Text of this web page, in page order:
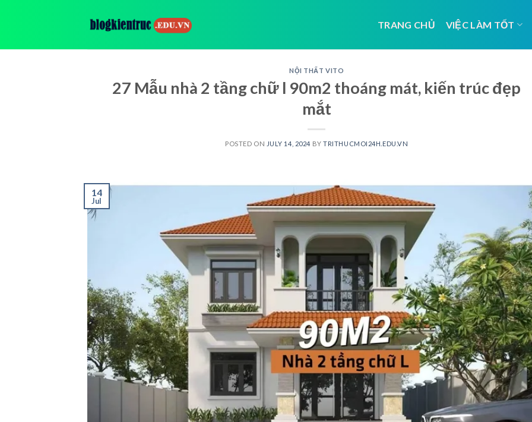
TRANG CHỦ VIỆC LÀM TỐT
NỘI THẤT VITO
27 Mẫu nhà 2 tầng chữ l 90m2 thoáng mát, kiến trúc đẹp
mắt
POSTED ON JULY 14, 2024 BYTRITHUCMOI24H.EDU.VN
14
Jul